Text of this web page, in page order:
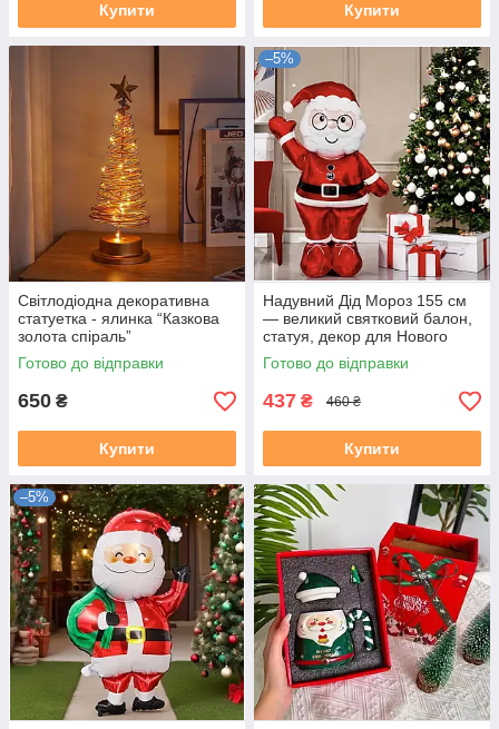
Купити Купити
Світлодіодна декоративна
статуетка - ялинка “Казкова
золота спіраль”
Готово до відправки
650 ₴
Купити
–5%
Надувний Дід Мороз 155 см
— великий святковий балон,
статуя, декор для Нового
року та Різдва для дому та
вулиці
Готово до відправки
437 ₴ 460 ₴
Купити
–5%